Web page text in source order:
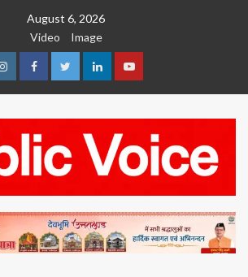
August 6, 2026
Video
Image
InstagramFacebookTwitterLinkedinYoutube